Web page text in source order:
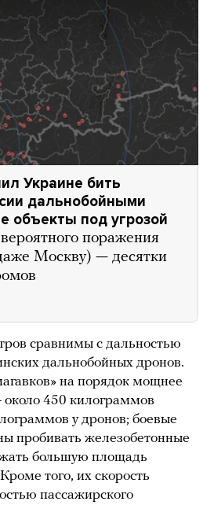
Украине бить
дальнобойными
объекты под угрозой
поражения
Москву) — десятки
сравнимы с дальностью
дальнобойных дронов.
на порядок мощнее
около 450 килограммов
у дронов; боевые
пробивать железобетонные
большую площадь
того, их скорость
пассажирского